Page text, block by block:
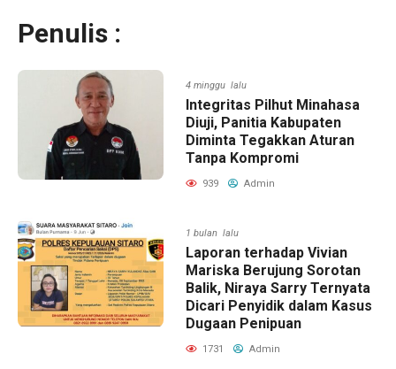
Penulis :
4 minggu lalu
Integritas Pilhut Minahasa
Diuji, Panitia Kabupaten
Diminta Tegakkan Aturan
Tanpa Kompromi
939 Admin
1 bulan lalu
Laporan terhadap Vivian
Mariska Berujung Sorotan
Balik, Niraya Sarry Ternyata
Dicari Penyidik dalam Kasus
Dugaan Penipuan
1731 Admin